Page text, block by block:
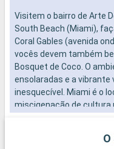
Visitem o bairro de Arte
South Beach (Miami),
Coral Gables (avenida
vocês devem também
Bosquet de Coco. O
ensolaradas e a vibrante
inesquecível. Miami é o
miscigenação de cultura
O